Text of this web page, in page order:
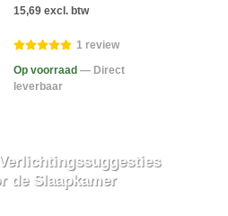
15,69 excl. btw
1 review
Op voorraad — Direct
leverbaar
de Slaapkamer